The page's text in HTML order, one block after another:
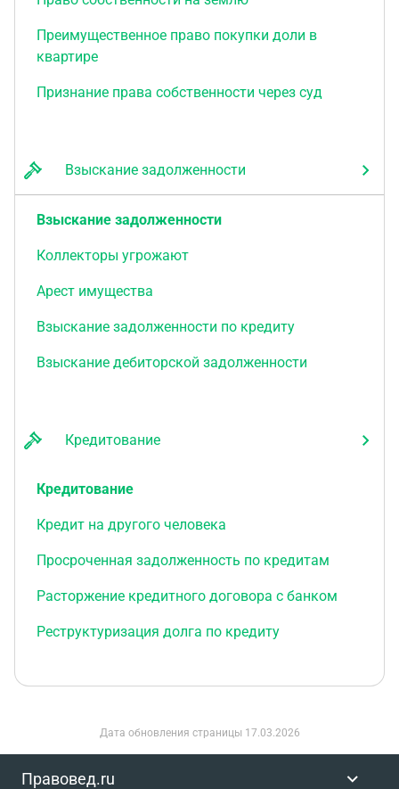
Преимущественное право покупки доли в
квартире
Признание права собственности через суд
Взыскание задолженности
Взыскание задолженности
Коллекторы угрожают
Арест имущества
Взыскание задолженности по кредиту
Взыскание дебиторской задолженности
Кредитование
Кредитование
Кредит на другого человека
Просроченная задолженность по кредитам
Расторжение кредитного договора с банком
Реструктуризация долга по кредиту
Дата обновления страницы 17.03.2026
Правовед.ru